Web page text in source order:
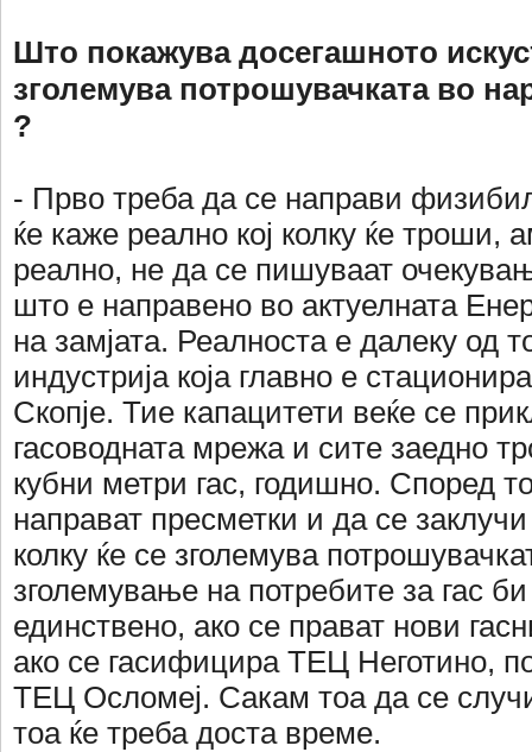
Што покажува досегашното
зголемува потрошувачката во
?
- Прво треба да се направи
ќе каже реално кој колку ќе троши,
реално, не да се пишуваат
што е направено во актуелната
на замјата. Реалноста е далеку од
индустрија која главно е
Скопје. Тие капацитети веќе се
гасоводната мрежа и сите заедно
кубни метри гас, годишно. Според
направат пресметки и да се
колку ќе се зголемува
зголемување на потребите за гас
единствено, ако се прават нови
ако се гасифицира ТЕЦ Неготино,
ТЕЦ Осломеј. Сакам тоа да се
тоа ќе треба доста време.